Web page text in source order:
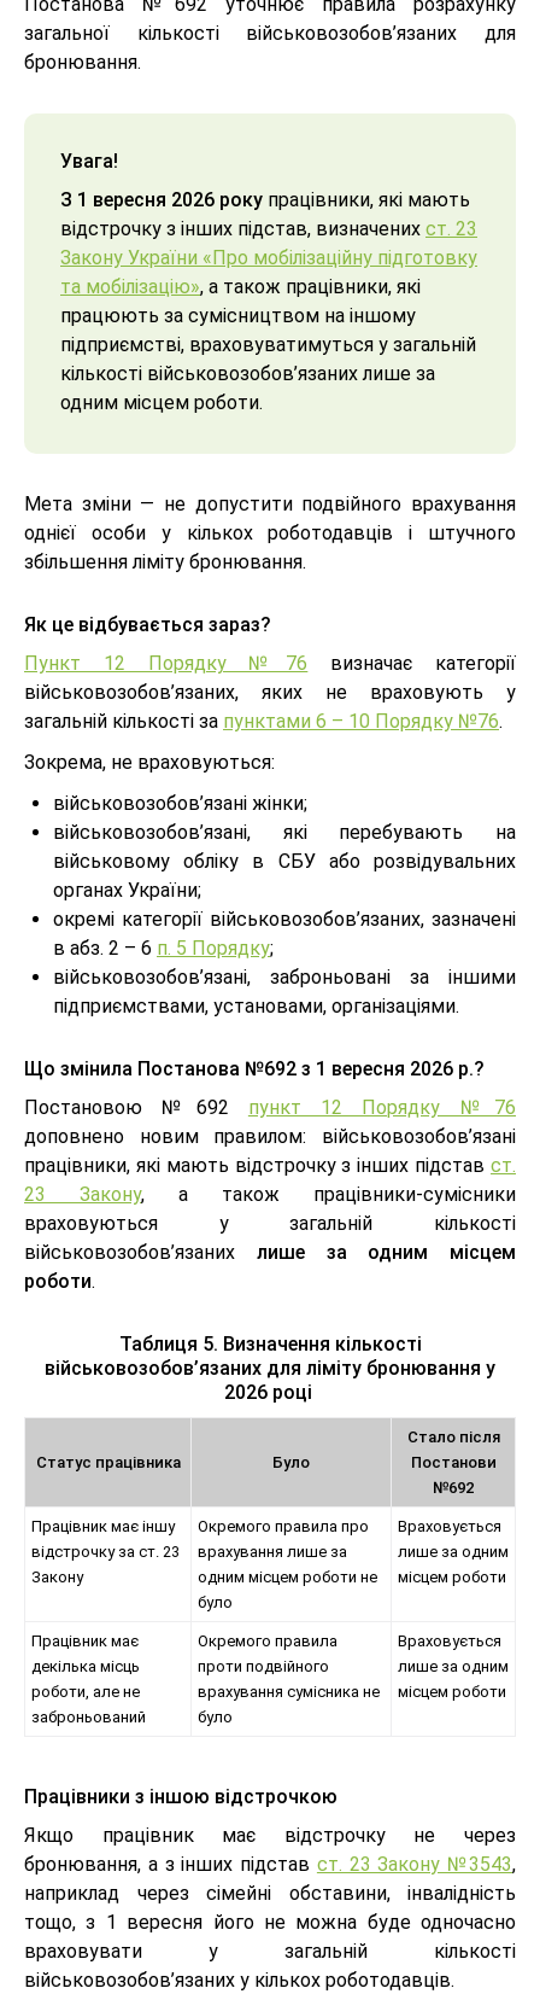
загальної кількості військовозобов’язаних для
бронювання.
Увага!
З 1 вересня 2026 року працівники, які мають
відстрочку з інших підстав, визначених ст. 23
Закону України «Про мобілізаційну підготовку
та мобілізацію», а також працівники, які
працюють за сумісництвом на іншому
підприємстві, враховуватимуться у загальній
кількості військовозобов’язаних лише за
одним місцем роботи.
Мета зміни — не допустити подвійного врахування
однієї особи у кількох роботодавців і штучного
збільшення ліміту бронювання.
Як це відбувається зараз?
Пункт 12 Порядку №76 визначає категорії
військовозобов’язаних, яких не враховують у
загальній кількості за пунктами 6 – 10 Порядку №76.
Зокрема, не враховуються:
військовозобов’язані жінки;
військовозобов’язані, які перебувають на
військовому обліку в СБУ або розвідувальних
органах України;
окремі категорії військовозобов’язаних, зазначені
в абз. 2 – 6 п. 5 Порядку;
військовозобов’язані, заброньовані за іншими
підприємствами, установами, організаціями.
Що змінила Постанова №692 з 1 вересня 2026 р.?
Постановою №692 пункт 12 Порядку №76
доповнено новим правилом: військовозобов’язані
працівники, які мають відстрочку з інших підстав ст.
23 Закону, а також працівники-сумісники
враховуються у загальній кількості
військовозобов’язаних лише за одним місцем
роботи.
Таблиця 5. Визначення кількості
військовозобов’язаних для ліміту бронювання у
2026 році
Статус працівника Було
Стало після
Постанови
№692
Працівник має іншу
відстрочку за ст. 23
Закону
Окремого правила про
врахування лише за
одним місцем роботи не
було
Враховується
лише за одним
місцем роботи
Працівник має
декілька місць
роботи, але не
заброньований
Окремого правила
проти подвійного
врахування сумісника не
було
Враховується
лише за одним
місцем роботи
Працівники з іншою відстрочкою
Якщо працівник має відстрочку не через
бронювання, а з інших підстав ст. 23 Закону №3543,
наприклад через сімейні обставини, інвалідність
тощо, з 1 вересня його не можна буде одночасно
враховувати у загальній кількості
військовозобов’язаних у кількох роботодавців.